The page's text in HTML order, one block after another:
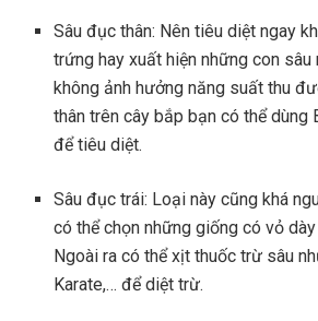
Sâu đục thân: Nên tiêu diệt ngay
trứng hay xuất hiện những con sâu
không ảnh hưởng năng suất thu
thân trên cây bắp bạn có thể dùng
để tiêu diệt.
Sâu đục trái: Loại này cũng khá
có thể chọn những giống có vỏ
Ngoài ra có thể xịt thuốc trừ sâu
Karate,… để diệt trừ.